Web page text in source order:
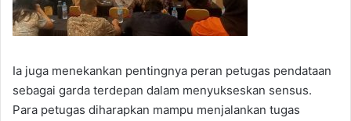
Ia juga menekankan pentingnya peran petugas pendataan
sebagai garda terdepan dalam menyukseskan sensus.
Para petugas diharapkan mampu menjalankan tugas